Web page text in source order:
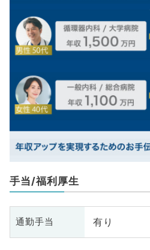
手当/福利厚生
通勤手当 有り